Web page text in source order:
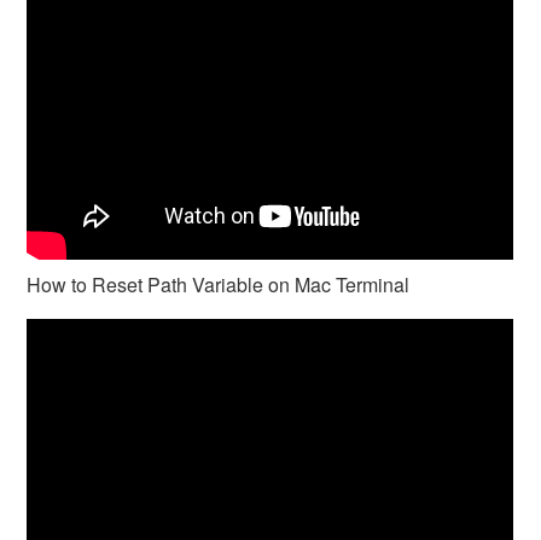
How to Reset Path Variable on Mac Terminal